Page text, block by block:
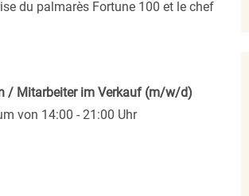
du palmarès Fortune 100 et le chef
/ Mitarbeiter im Verkauf (m/w/d)
von 14:00 - 21:00 Uhr